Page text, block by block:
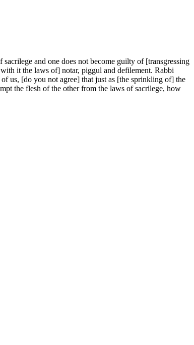
and one does not become guilty of [transgressing
it the laws of] notar, piggul and defilement. Rabbi
us, [do you not agree] that just as [the sprinkling of] the
the flesh of the other from the laws of sacrilege, how